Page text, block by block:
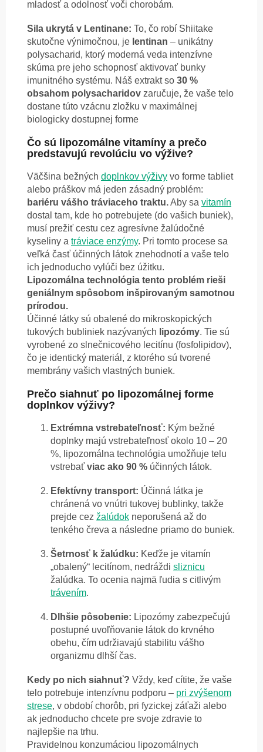
mladosť a odolnosť voči chorobám.
Sila ukrytá v Lentinane: To, čo robí Shiitake
skutočne výnimočnou, je lentinan – unikátny
polysacharid, ktorý moderná veda intenzívne
skúma pre jeho schopnosť aktivovať bunky
imunitného systému. Náš extrakt so 30 %
obsahom polysacharidov zaručuje, že vaše telo
dostane túto vzácnu zložku v maximálnej
biologicky dostupnej forme
Čo sú lipozomálne vitamíny a prečo
predstavujú revolúciu vo výžive?
Väčšina bežných doplnkov výživy vo forme tabliet
alebo práškov má jeden zásadný problém:
bariéru vášho tráviaceho traktu.Aby sa vitamín
dostal tam, kde ho potrebujete (do vašich buniek),
musí prežiť cestu cez agresívne žalúdočné
kyseliny a tráviace enzýmy. Pri tomto procese sa
veľká časť účinných látok znehodnotí a vaše telo
ich jednoducho vylúči bez úžitku.
Lipozomálna technológia tento problém rieši
geniálnym spôsobom inšpirovaným samotnou
prírodou.
Účinné látky sú obalené do mikroskopických
tukových bubliniek nazývaných lipozómy. Tie sú
vyrobené zo slnečnicového lecitínu (fosfolipidov),
čo je identický materiál, z ktorého sú tvorené
membrány vašich vlastných buniek.
Prečo siahnuť po lipozomálnej forme
doplnkov výživy?
Extrémna vstrebateľnosť: Kým bežné
doplnky majú vstrebateľnosť okolo 10 – 20
%, lipozomálna technológia umožňuje telu
vstrebať viac ako 90 % účinných látok.
Efektívny transport: Účinná látka je
chránená vo vnútri tukovej bublinky, takže
prejde cez žalúdok neporušená až do
tenkého čreva a následne priamo do buniek.
Šetrnosť k žalúdku: Keďže je vitamín
„obalený“ lecitínom, nedráždi sliznicu
žalúdka. To ocenia najmä ľudia s citlivým
trávením.
Dlhšie pôsobenie: Lipozómy zabezpečujú
postupné uvoľňovanie látok do krvného
obehu, čím udržiavajú stabilitu vášho
organizmu dlhší čas.
Kedy po nich siahnuť? Vždy, keď cítite, že vaše
telo potrebuje intenzívnu podporu – pri zvýšenom
strese, v období chorôb, pri fyzickej záťaži alebo
ak jednoducho chcete pre svoje zdravie to
najlepšie na trhu.
Pravidelnou konzumáciou lipozomálnych